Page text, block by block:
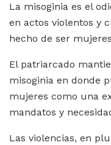
La misoginia es el
en actos violentos y
hecho de ser
El patriarcado
misoginia en donde
mujeres como una
mandatos y
Las violencias, en